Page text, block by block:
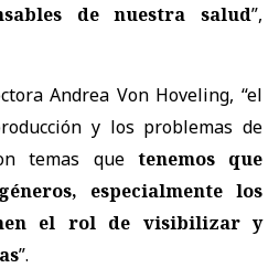
de nuestra salud”,
Andrea Von Hoveling, “el
y los problemas de
temas que tenemos que
especialmente los
el rol de visibilizar y
”.